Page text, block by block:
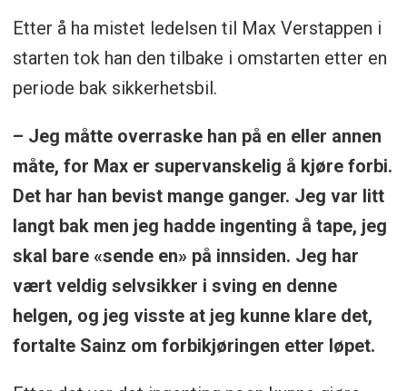
Etter å ha mistet ledelsen til Max Verstappen i
starten tok han den tilbake i omstarten etter en
periode bak sikkerhetsbil.
– Jeg måtte overraske han på en eller annen
måte, for Max er supervanskelig å kjøre forbi.
Det har han bevist mange ganger. Jeg var litt
langt bak men jeg hadde ingenting å tape, jeg
skal bare «sende en» på innsiden. Jeg har
vært veldig selvsikker i sving en denne
helgen, og jeg visste at jeg kunne klare det,
fortalte Sainz om forbikjøringen etter løpet.